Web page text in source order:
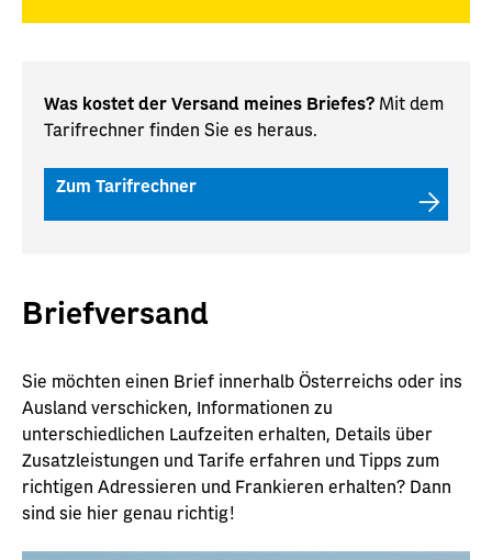
Was kostet der Versand meines Briefes? Mit dem
Tarifrechner finden Sie es heraus.
Zum Tarifrechner
Briefversand
Sie möchten einen Brief innerhalb Österreichs oder ins
Ausland verschicken, Informationen zu
unterschiedlichen Laufzeiten erhalten, Details über
Zusatzleistungen und Tarife erfahren und Tipps zum
richtigen Adressieren und Frankieren erhalten? Dann
sind sie hier genau richtig!